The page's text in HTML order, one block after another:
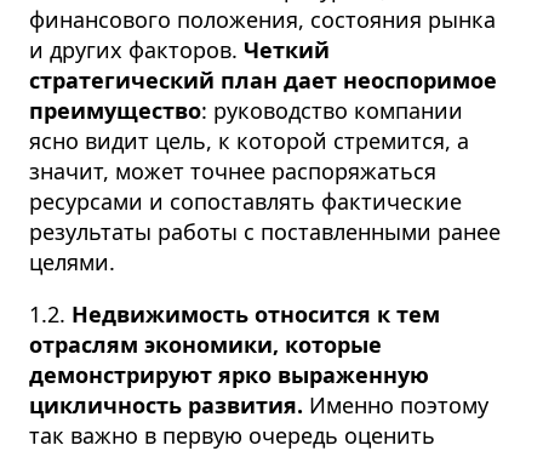
финансового положения, состояния рынка
и других факторов. Четкий
стратегический план дает неоспоримое
преимущество: руководство компании
ясно видит цель, к которой стремится, а
значит, может точнее распоряжаться
ресурсами и сопоставлять фактические
результаты работы с поставленными ранее
целями.
1.2. Недвижимость относится к тем
отраслям экономики, которые
демонстрируют ярко выраженную
цикличность развития. Именно поэтому
так важно в первую очередь оценить